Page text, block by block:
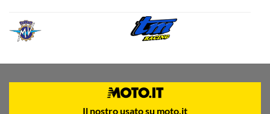
Il nostro usato su moto.it